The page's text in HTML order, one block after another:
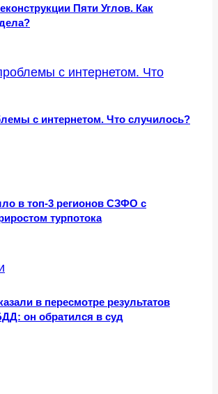
Пяти Углов. Как
с интернетом. Что случилось?
в топ-3 регионов СЗФО с
турпотока
в пересмотре результатов
он обратился в суд